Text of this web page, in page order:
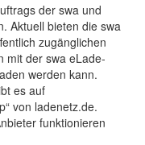
der swa und
Aktuell bieten die swa
zugänglichen
mit der swa eLade­
werden kann.
es auf
von ladenetz.de.
funktionieren